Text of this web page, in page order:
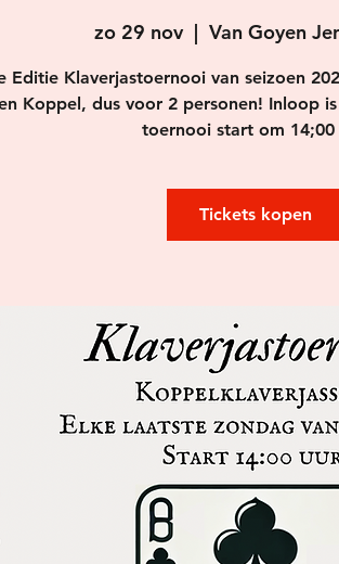
zo 29 nov
  |
Van Goyen
Editie Klaverjastoernooi van seizoen
Koppel, dus voor 2 personen! Inloop
Tickets kopen